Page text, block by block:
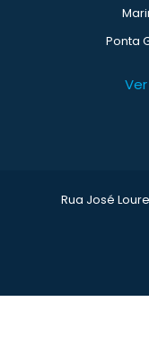
Ponta
Rua José